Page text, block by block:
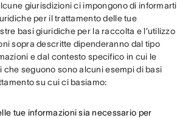
giurisdizioni ci impongono di informarti
per il trattamento delle tue
basi giuridiche per la raccolta e l’utilizzo
sopra descritte dipenderanno dal tipo
e dal contesto specifico in cui le
che seguono sono alcuni esempi di basi
su cui ci basiamo:
tue informazioni sia necessario per